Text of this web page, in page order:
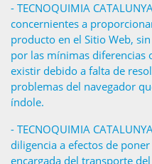
- TECNOQUIMIA
concernientes a
producto en el Sitio Web,
por las mínimas diferencias
existir debido a falta de
problemas del navegador
índole.
- TECNOQUIMIA
diligencia a efectos de
encargada del transporte